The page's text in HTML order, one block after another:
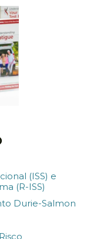
(ISS) e
(R-ISS)
Durie-Salmon